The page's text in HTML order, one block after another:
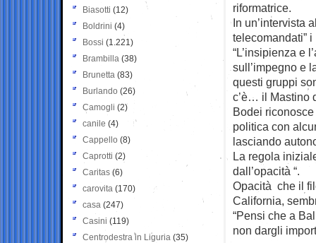
riformatrice.
In un’intervista
telecomandati”
“L’insipienza e
sull’impegno e
questi gruppi
c’è… il Mastino
Bodei
politica con
lasciando
La regola
dall’opacità “.
Opacità che il
California,
“Pensi che a
non dargli
Biasotti (12)
Boldrini (4)
Bossi (1.221)
Brambilla (38)
Brunetta (83)
Burlando (26)
Camogli (2)
canile (4)
Cappello (8)
Caprotti (2)
Caritas (6)
carovita (170)
casa (247)
Casini (119)
Centrodestra in Liguria (35)